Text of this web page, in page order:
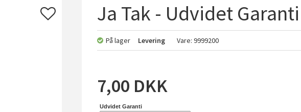
Ja Tak - Udvidet
På lager Levering Vare:9999200
7,00 DKK
Udvidet Garanti